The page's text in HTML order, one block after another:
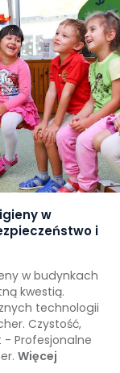
w
i
w budynkach
kwestią.
technologii
Czystość,
Profesjonalne
Więcej